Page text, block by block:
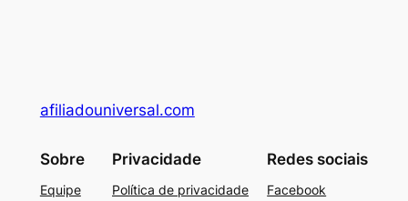
afiliadouniversal.com
Sobre
Equipe
Privacidade
Política de privacidade
Redes sociais
Facebook